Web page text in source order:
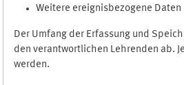
Weitere ereignisbezogene Daten
Der Umfang der Erfassung und
den verantwortlichen Lehrenden ab.
werden.